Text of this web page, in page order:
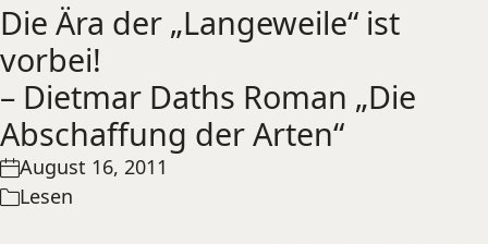
Die Ära der „Langeweile“ ist
vorbei!
– Dietmar Daths Roman „Die
Abschaffung der Arten“
August 16, 2011
Lesen